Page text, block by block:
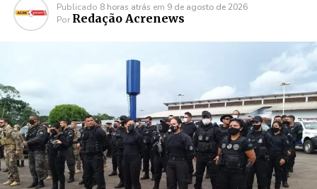
Publicado 8 horas atrás em 9 de agosto de 2026
Por Redação Acrenews